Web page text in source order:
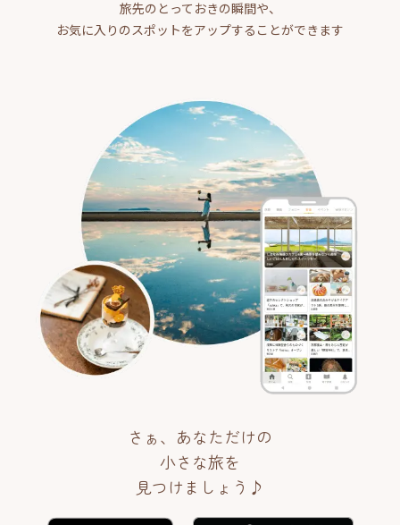
旅先のとっておきの瞬間や、
お気に入りのスポットをアップすることができます
さぁ、あなただけの
小さな旅を
見つけましょう♪